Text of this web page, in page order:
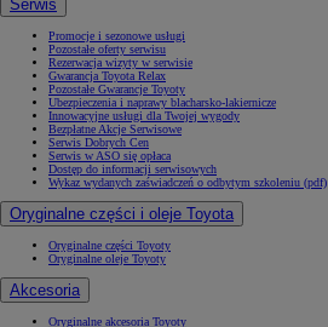
Serwis
Promocje i sezonowe usługi
Pozostałe oferty serwisu
Rezerwacja wizyty w serwisie
Gwarancja Toyota Relax
Pozostałe Gwarancje Toyoty
Ubezpieczenia i naprawy blacharsko-lakiernicze
Innowacyjne usługi dla Twojej wygody
Bezpłatne Akcje Serwisowe
Serwis Dobrych Cen
Serwis w ASO się opłaca
Dostęp do informacji serwisowych
Wykaz wydanych zaświadczeń o odbytym szkoleniu (pdf)
Oryginalne części i oleje Toyota
Oryginalne części Toyoty
Oryginalne oleje Toyoty
Akcesoria
Oryginalne akcesoria Toyoty